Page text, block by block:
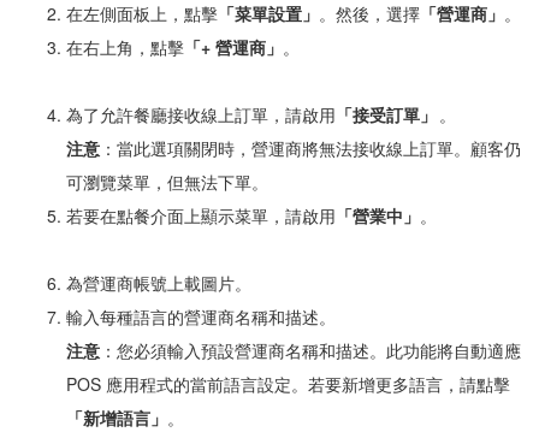
在左側面板上，點擊 「菜單設置」 。然後，選擇 「營運商」 。
在右上角，點擊 「+ 營運商」 。
為了允許餐廳接收線上訂單，請啟用 「接受訂單」 。
注意 ：當此選項關閉時，營運商將無法接收線上訂單。顧客仍
可瀏覽菜單，但無法下單。
若要在點餐介面上顯示菜單，請啟用 「營業中」 。
為營運商帳號上載圖片。
輸入每種語言的營運商名稱和描述。
注意 ：您必須輸入預設營運商名稱和描述。此功能將自動適應
POS 應用程式的當前語言設定。若要新增更多語言，請點擊
「新增語言」 。